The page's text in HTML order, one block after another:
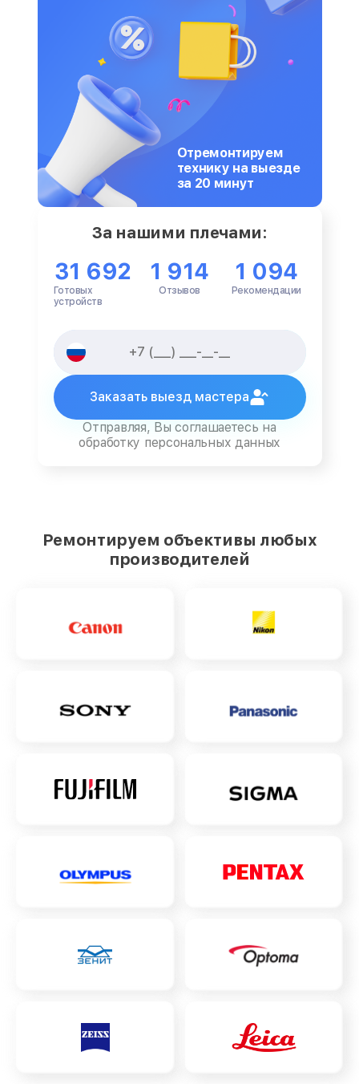
Отремонтируем
технику на выезде
за 20 минут
За нашими плечами:
31 692
Готовых
устройств
1 914
Отзывов
1 094
Рекомендации
Заказать выезд мастера
Отправляя, Вы соглашаетесь на
обработку персональных данных
Ремонтируем объективы любых
производителей